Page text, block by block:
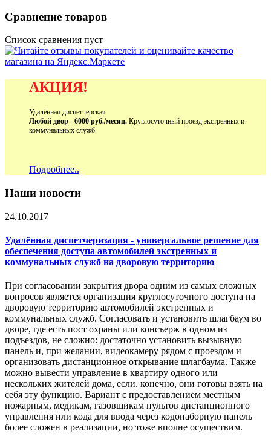
Сравнение товаров
Список сравнения пуст
АКЦИЯ!
Удалённая диспетчерская
Любой двор - 6000 руб./месяц. Круглосуточный проезд экстренных и
коммунальных служб.
Подробнее..
Наши новости
24.10.2017
Удалённая диспетчеризация - универсальное решение для
обеспечения доступа автомобилей экстренных и
коммунальных служб на дворовую территорию
При согласовании закрытия двора одним из самых сложных
вопросов является организация круглосуточного доступа на
дворовую территорию автомобилей экстренных и
коммунальных служб. Согласовать и установить шлагбаум во
дворе, где есть пост охраны или консъерж в одном из
подъездов, не сложно: достаточно установить вызывную
панель и, при желании, видеокамеру рядом с проездом и
организовать дистанционное открывание шлагбаума. Также
можно вывести управление в квартиру одного или
нескольких жителей дома, если, конечно, они готовы взять на
себя эту функцию. Вариант с предоставлением местным
пожарным, медикам, газовщикам пультов дистанционного
управления или кода для ввода через кодонаборную панель
более сложен в реализации, но тоже вполне осуществим.